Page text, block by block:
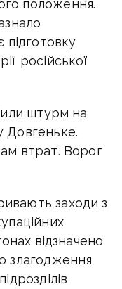
положення.
підготовку
російської
штурм на
Довгеньке.
втрат. Ворог
заходи з
відзначено
злагодження